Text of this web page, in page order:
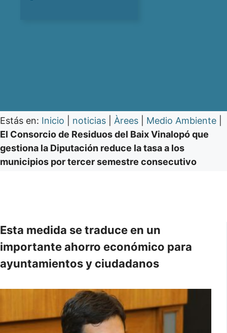
Estás en: Inicio noticias Àrees Medio Ambiente
El Consorcio de Residuos del Baix Vinalopó que
gestiona la Diputación reduce la tasa a los
municipios por tercer semestre consecutivo
Esta medida se traduce en un
importante ahorro económico para
ayuntamientos y ciudadanos